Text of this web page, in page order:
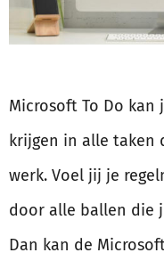
Microsoft To Do
krijgen in alle taken
werk. Voel jij je
door alle ballen die
Dan kan de